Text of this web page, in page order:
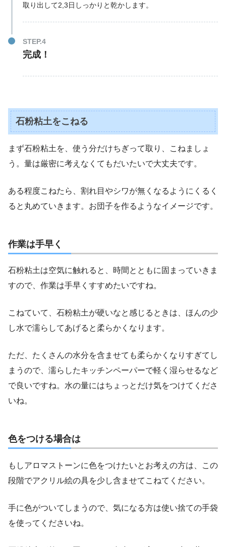
取り出して2,3日しっかりと乾かします。
STEP.4
完成！
石粉粘土をこねる
まず石粉粘土を、使う分だけちぎって取り、こねましょ
う。量は厳密に考えなくてもだいたいで大丈夫です。
ある程度こねたら、割れ目やシワが無くなるようにくるく
ると丸めていきます。お団子を作るようなイメージです。
作業は手早く
石粉粘土は空気に触れると、時間とともに固まっていきま
すので、 作業は手早くすすめたいですね。
こねていて、石粉粘土が硬いなと感じるときは、ほんの少
し水で濡らしてあげると柔らかくなります。
ただ、たくさんの水分を含ませても柔らかくなりすぎてし
まうので、濡らしたキッチンペーパーで軽く湿らせるなど
で良いですね。水の量にはちょっとだけ気をつけてくださ
いね。
色をつける場合は
もしアロマストーンに色をつけたいとお考えの方は、この
段階でアクリル絵の具を少し含ませてこねてください。
手に色がついてしまうので、気になる方は使い捨ての手袋
を使ってくださいね。